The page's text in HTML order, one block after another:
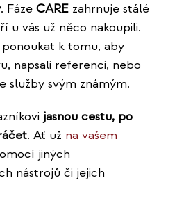
. Fáze CAREzahrnuje stálé
u vás už něco nakoupili.
ponoukat k tomu, aby
napsali referenci, nebo
služby svým známým.
jasnou cestu, po
. Ať už na vašem
jiných
nástrojů či jejich